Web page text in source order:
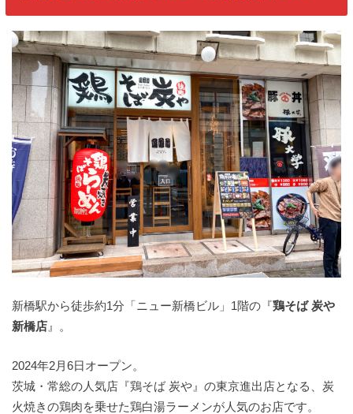
新橋駅から徒歩約1分「ニュー新橋ビル」1階の『鶏そば 炭や
新橋店 』。
2024年2月6日オープン。
茨城・常総の人気店『鶏そば 炭や』の東京進出店となる、炭
火焼きの鶏肉を乗せた鶏白湯ラーメンが人気のお店です。